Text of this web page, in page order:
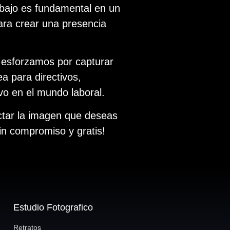
es fundamental en un
crear una presencia
por capturar
para directivos,
en el mundo laboral.
la imagen que deseas
compromiso y gratis!
Estudio Fotografico
Retratos